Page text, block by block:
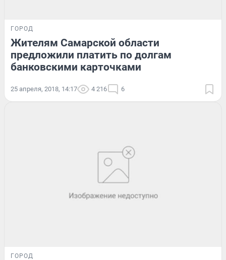
ГОРОД
Жителям Самарской области
предложили платить по долгам
банковскими карточками
25 апреля, 2018, 14:17 4 216 6
ГОРОД